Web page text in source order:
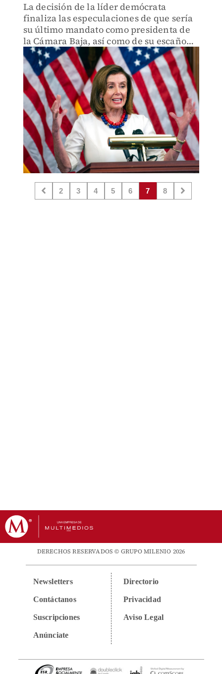
La decisión de la líder demócrata
finaliza las especulaciones de que sería
su último mandato como presidenta de
la Cámara Baja, así como de su escaño
como congresista en su distrito de San
Francisco.
2 3 4 5 6 7 8
DERECHOS RESERVADOS © GRUPO MILENIO 2026
Newsletters
Contáctanos
Suscripciones
Anúnciate
Directorio
Privacidad
Aviso Legal